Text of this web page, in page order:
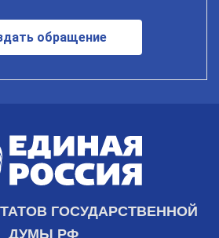
обращение
ГОСУДАРСТВЕННОЙ
ДУМЫ РФ